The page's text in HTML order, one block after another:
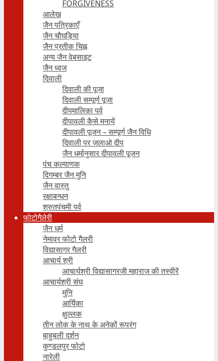
FORGIVENESS
आलेख
जैन पत्रिकाएँ
जैन चौघड़िया
जैन प्रतीक चिह्न
अन्य जैन वेबसाइट
जैन ध्वज
दिवाली
दिवाली की पूजा
दिवाली सम्पूर्ण पूजा
दीपमालिका पर्व
दीपावली कैसे मनायें
दीपावली पूजन – सम्पूर्ण जैन विधि
दिवाली पर जलाओ दीप
जैन धर्मानुसार दीपावली पूजन
पंच कल्याणक
दिगम्बर जैन मुनि
जैन वास्तु
रक्षाबन्धन
श्रुतपंचमी पर्व
फोटोगैलेरी
जैन धर्म
नेमावर फोटो गैलरी
विद्यासागर गैलरी
आचार्य श्री
आचार्यश्री विद्यासागरजी महाराज की तस्वीरें
आचार्यश्री संघ
मुनि
आर्यिका
क्षुल्लक
तीन लोक के नाथ के अनेकों रूपरंग
बाहुबली दर्शन
कुण्डलपुर फोटो
नारेली